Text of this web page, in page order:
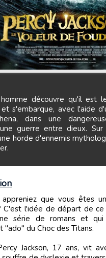
s'embarque, avec l'aide
dans une
guerre entre dieux.
horde d'ennemis
C'est l'idée de départ de
série de romans et
"ado" du Choc des Titans.
Jackson, 17 ans, vit